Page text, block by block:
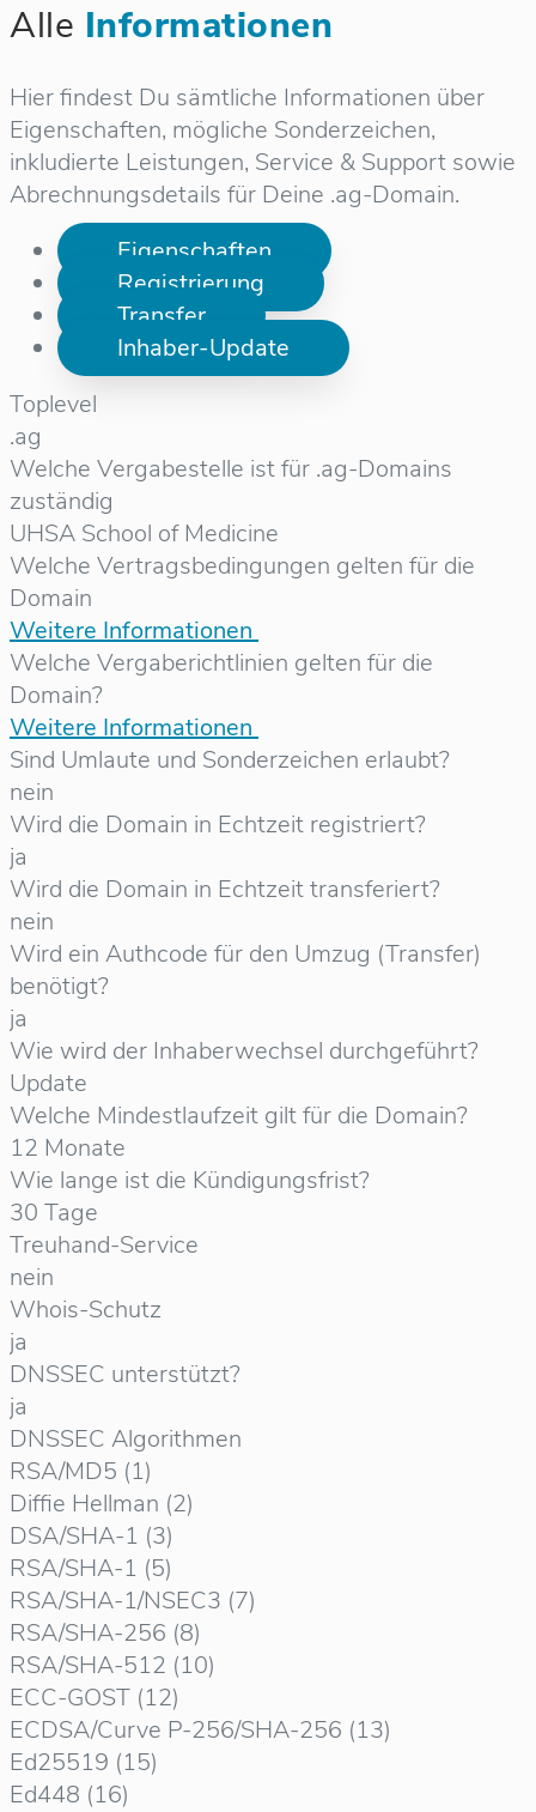
Alle Informationen
Hier findest Du sämtliche Informationen über
Eigenschaften, mögliche Sonderzeichen,
inkludierte Leistungen, Service & Support sowie
Abrechnungsdetails für Deine .ag-Domain.
Eigenschaften
Registrierung
Transfer
Inhaber-Update
Toplevel
.ag
Welche Vergabestelle ist für .ag-Domains
zuständig
UHSA School of Medicine
Welche Vertragsbedingungen gelten für die
Domain
Weitere Informationen
Welche Vergaberichtlinien gelten für die
Domain?
Weitere Informationen
Sind Umlaute und Sonderzeichen erlaubt?
nein
Wird die Domain in Echtzeit registriert?
ja
Wird die Domain in Echtzeit transferiert?
nein
Wird ein Authcode für den Umzug (Transfer)
benötigt?
ja
Wie wird der Inhaberwechsel durchgeführt?
Update
Welche Mindestlaufzeit gilt für die Domain?
12 Monate
Wie lange ist die Kündigungsfrist?
30 Tage
Treuhand-Service
nein
Whois-Schutz
ja
DNSSEC unterstützt?
ja
DNSSEC Algorithmen
RSA/MD5 (1)
Diffie Hellman (2)
DSA/SHA-1 (3)
RSA/SHA-1 (5)
RSA/SHA-1/NSEC3 (7)
RSA/SHA-256 (8)
RSA/SHA-512 (10)
ECC-GOST (12)
ECDSA/Curve P-256/SHA-256 (13)
Ed25519 (15)
Ed448 (16)